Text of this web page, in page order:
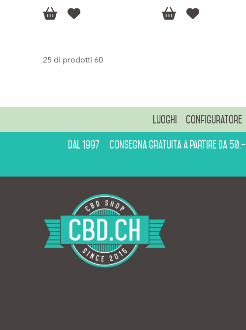
   
25 di prodotti 60
Luoghi Configuratore
Dal 1997 Consegna gratuita a partire da 50.–